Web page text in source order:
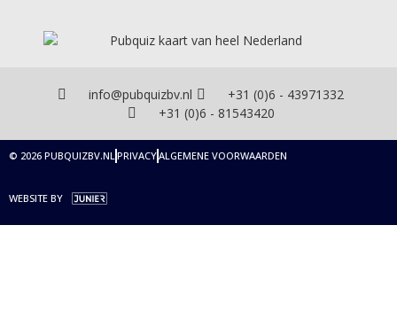
info@pubquizbv.nl
+31 (0)6 - 43971332
+31 (0)6 - 81543420
© 2026 PUBQUIZBV.NLPRIVACYALGEMENE VOORWAARDEN
WEBSITE BY